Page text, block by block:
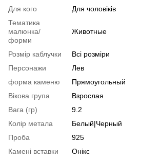
Для кого
Для чоловіків
Тематика
малюнка/
форми
Животные
Розмір каблучки
Всі розміри
Персонажи
Лев
форма каменю
Прямоугольный
Вікова група
Взрослая
Вага (гр)
9.2
Колір метала
Белый|Черный
Проба
925
Камені вставки
Онікс